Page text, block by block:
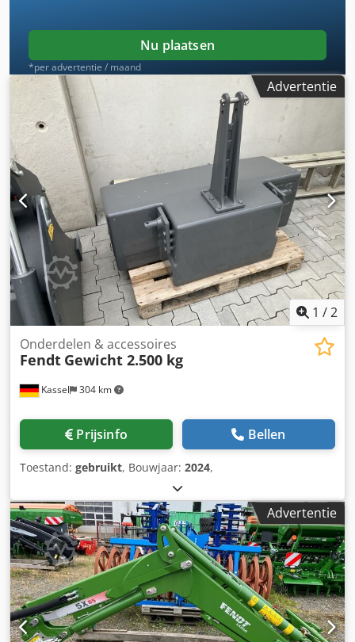
Nu plaatsen
*per advertentie / maand
Advertentie
1 /2
Kassel 304 km
Onderdelen & accessoires
Fendt Gewicht 2.500 kg
Prijsinfo Bellen
Toestand: gebruikt, Bouwjaar: 2024,
Advertentie